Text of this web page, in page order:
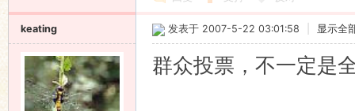
keating 发表于 2007-5-22 03:01:58 显示全
群众投票，不一定是